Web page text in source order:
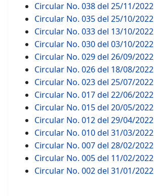
Circular No. 038 del 25/11/2022
Circular No. 035 del 25/10/2022
Circular No. 033 del 13/10/2022
Circular No. 030 del 03/10/2022
Circular No. 029 del 26/09/2022
Circular No. 026 del 18/08/2022
Circular No. 023 del 25/07/2022
Circular No. 017 del 22/06/2022
Circular No. 015 del 20/05/2022
Circular No. 012 del 29/04/2022
Circular No. 010 del 31/03/2022
Circular No. 007 del 28/02/2022
Circular No. 005 del 11/02/2022
Circular No. 002 del 31/01/2022